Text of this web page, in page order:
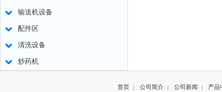
输送机设备
配件区
清洗设备
炒药机
首页 | 公司简介 | 公司新闻 | 产品